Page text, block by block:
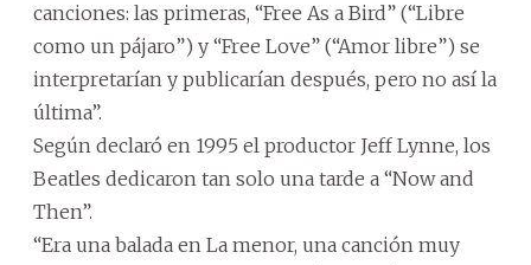
canciones: las primeras, “Free As a Bird” (“Libre
como un pájaro”) y “Free Love” (“Amor libre”) se
interpretarían y publicarían después, pero no así la
última”.
Según declaró en 1995 el productor Jeff Lynne, los
Beatles dedicaron tan solo una tarde a “Now and
Then”.
“Era una balada en La menor, una canción muy